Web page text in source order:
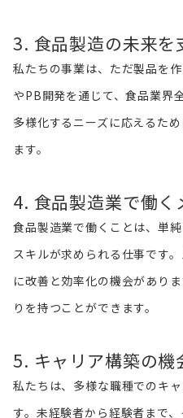
3. 食品製造の未来を
私たちの事業は、ただ製品を
やPB開発を通じて、食品業界
多様化するニーズに応えるた
ます。
4. 食品製造業で働く
食品製造業で働くことは、単
スキルが求められる仕事です
に改善と効率化の機会があり
りを持つことができます。
5. キャリア構築の機
私たちは、多様な職種でのキ
す。未経験者から経験者まで